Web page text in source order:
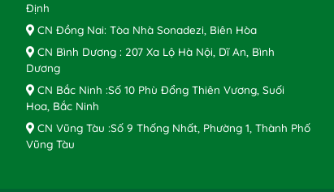
Định
CN Đồng Nai: Tòa Nhà Sonadezi, Biên Hòa
CN Bình Dương : 207 Xa Lộ Hà Nội, Dĩ An, Bình
Dương
CN Bắc Ninh :Số 10 Phù Đổng Thiên Vương, Suối
Hoa, Bắc Ninh
CN Vũng Tàu :Số 9 Thống Nhất, Phường 1, Thành Phố
Vũng Tàu